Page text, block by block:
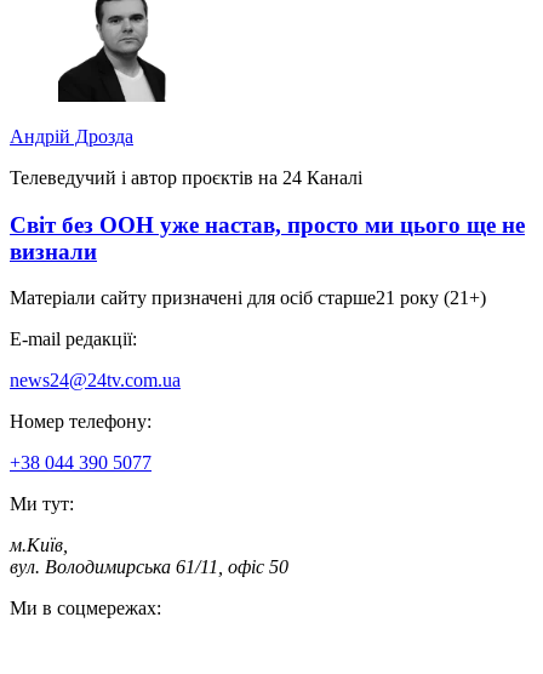
Андрій Дрозда
Телеведучий і автор проєктів на 24 Каналі
Світ без ООН уже настав, просто ми цього ще не
визнали
Матеріали сайту призначені для осіб старше21 року (21+)
E-mail редакції:
news24@24tv.com.ua
Номер телефону:
+38 044 390 5077
Ми тут:
м.Київ
вул. Володимирська 61/11, офіс 50
Ми в соцмережах: